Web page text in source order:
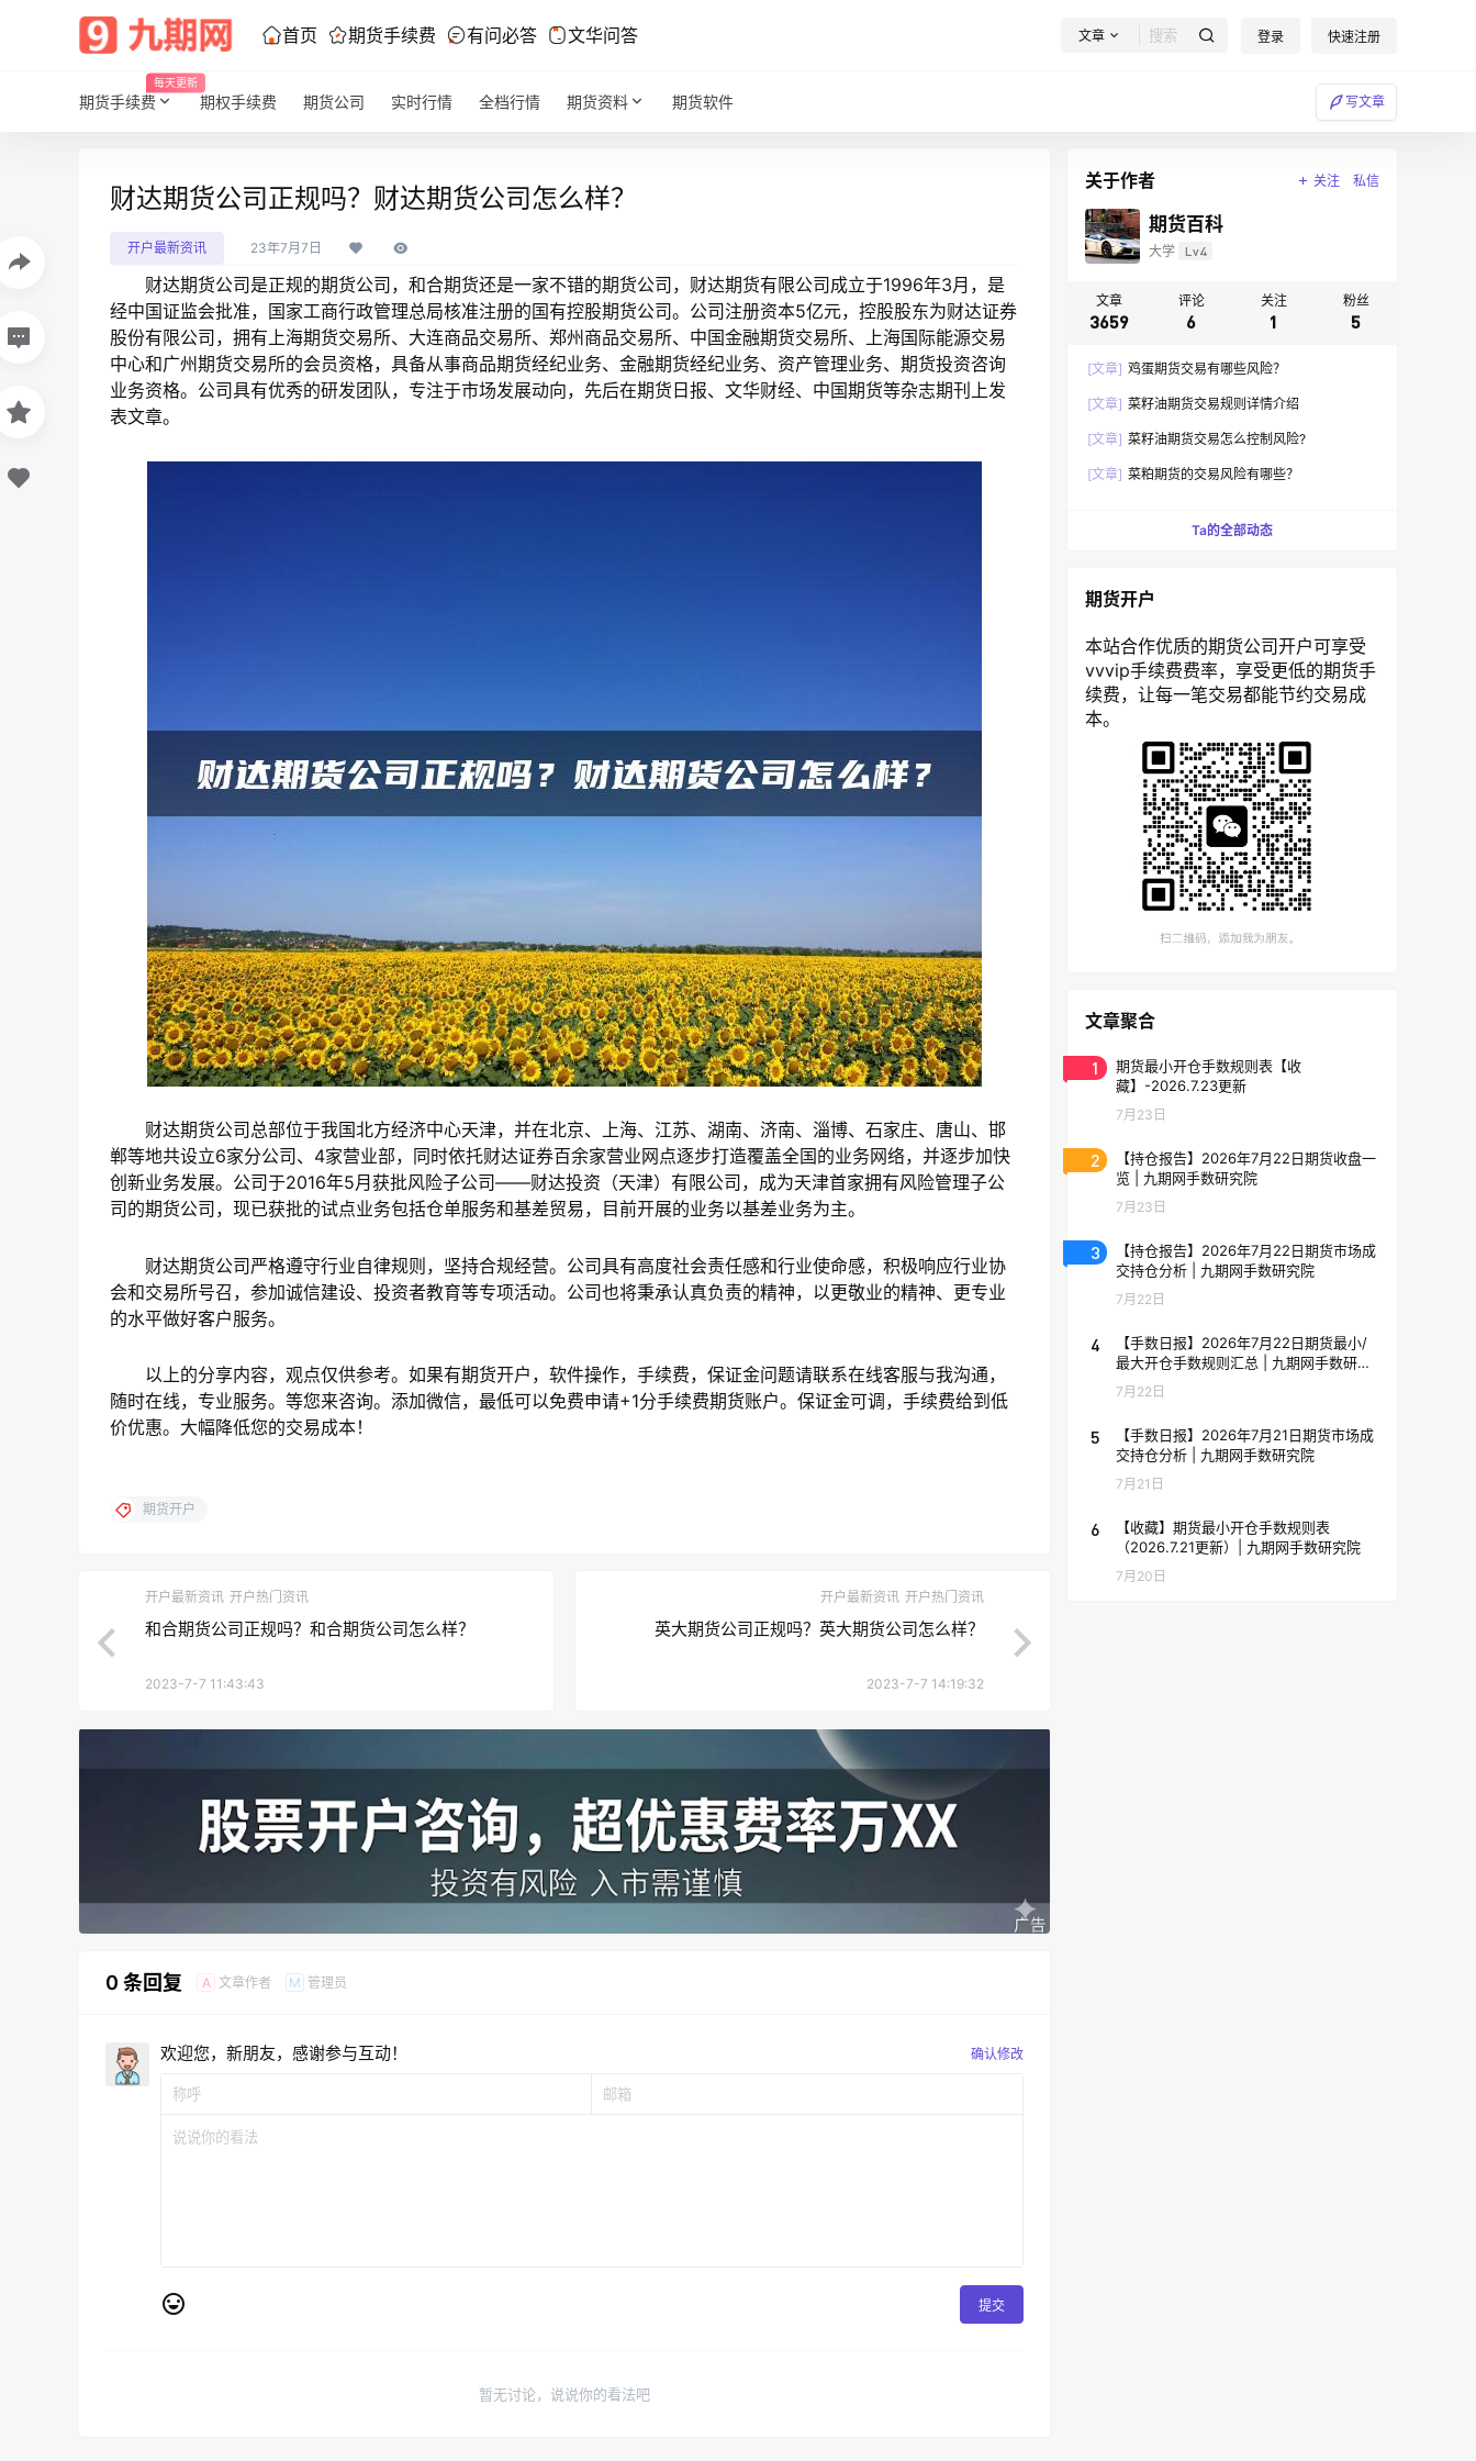
首页 期货手续费 有问必答 文华问答 文章 登录 快速注册
期货手续费
每天更新
期权手续费 期货公司 实时行情 全档行情 期货资料 期货软件 写文章
财达期货公司正规吗？财达期货公司怎么样？
开户最新资讯 23年7月7日
财达期货公司是正规的期货公司，和合期货还是一家不错的期货公司，财达期货有限公司成立于1996年3月，是
经中国证监会批准，国家工商行政管理总局核准注册的国有控股期货公司。公司注册资本5亿元，控股股东为财达证券
股份有限公司，拥有上海期货交易所、大连商品交易所、郑州商品交易所、中国金融期货交易所、上海国际能源交易
中心和广州期货交易所的会员资格，具备从事商品期货经纪业务、金融期货经纪业务、资产管理业务、期货投资咨询
业务资格。公司具有优秀的研发团队，专注于市场发展动向，先后在期货日报、文华财经、中国期货等杂志期刊上发
表文章。
财达期货公司总部位于我国北方经济中心天津，并在北京、上海、江苏、湖南、济南、淄博、石家庄、唐山、邯
郸等地共设立6家分公司、4家营业部，同时依托财达证券百余家营业网点逐步打造覆盖全国的业务网络，并逐步加快
创新业务发展。公司于2016年5月获批风险子公司——财达投资（天津）有限公司，成为天津首家拥有风险管理子公
司的期货公司，现已获批的试点业务包括仓单服务和基差贸易，目前开展的业务以基差业务为主。
财达期货公司严格遵守行业自律规则，坚持合规经营。公司具有高度社会责任感和行业使命感，积极响应行业协
会和交易所号召，参加诚信建设、投资者教育等专项活动。公司也将秉承认真负责的精神，以更敬业的精神、更专业
的水平做好客户服务。
以上的分享内容，观点仅供参考。如果有期货开户，软件操作，手续费，保证金问题请联系在线客服与我沟通，
随时在线，专业服务。等您来咨询。添加微信，最低可以免费申请+1分手续费期货账户。保证金可调，手续费给到低
价优惠。大幅降低您的交易成本！
期货开户
开户最新资讯 开户热门资讯
和合期货公司正规吗？和合期货公司怎么样？
2023-7-7 11:43:43
开户最新资讯 开户热门资讯
英大期货公司正规吗？英大期货公司怎么样？
2023-7-7 14:19:32
0 条回复 A 文章作者 M 管理员
欢迎您，新朋友，感谢参与互动！ 确认修改
提交
暂无讨论，说说你的看法吧
关于作者 关注 私信
期货百科
大学 Lv4
文章
3659
评论
6
关注
1
粉丝
5
[文章] 鸡蛋期货交易有哪些风险？
[文章] 菜籽油期货交易规则详情介绍
[文章] 菜籽油期货交易怎么控制风险?
[文章] 菜粕期货的交易风险有哪些？
Ta的全部动态
期货开户
本站合作优质的期货公司开户可享受
vvvip手续费费率，享受更低的期货手
续费，让每一笔交易都能节约交易成
本。
文章聚合
1
期货最小开仓手数规则表【收
藏】-2026.7.23更新
7月23日
2
【持仓报告】2026年7月22日期货收盘一
览 | 九期网手数研究院
7月23日
3
【持仓报告】2026年7月22日期货市场成
交持仓分析 | 九期网手数研究院
7月22日
4
【手数日报】2026年7月22日期货最小/
最大开仓手数规则汇总 | 九期网手数研究
院
7月22日
5
【手数日报】2026年7月21日期货市场成
交持仓分析 | 九期网手数研究院
7月21日
6
【收藏】期货最小开仓手数规则表
（2026.7.21更新）| 九期网手数研究院
7月20日